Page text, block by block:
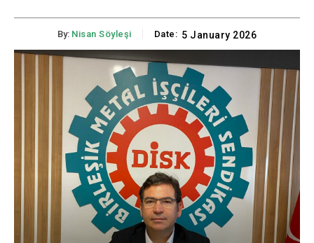
By: Nisan Söyleşi Date: 5 January 2026